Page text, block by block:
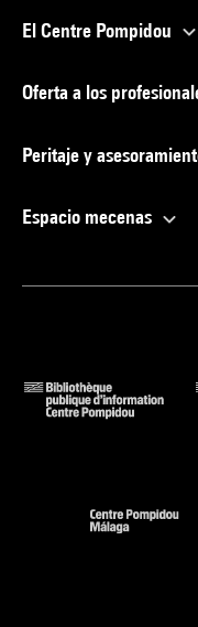
El Centre Pompidou
Oferta a los
Peritaje y
Espacio mecenas